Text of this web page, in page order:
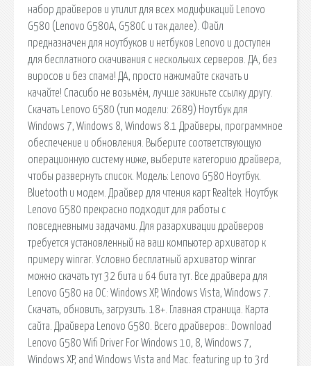
набор драйверов и утилит для всех модификаций Lenovo
G580 (Lenovo G580A, G580C и так далее). Файл
предназначен для ноутбуков и нетбуков Lenovo и доступен
для бесплатного скачивания с нескольких серверов. ДА, без
виросов и без спама! ДА, просто нажимайте скачать и
качайте! Спасибо не возьмём, лучше закиньте ссылку другу.
Скачать Lenovo G580 (тип модели: 2689) Ноутбук для
Windows 7, Windows 8, Windows 8.1 Драйверы, программное
обеспечение и обновления. Выберите соответствующую
операционную систему ниже, выберите категорию драйвера,
чтобы развернуть список. Модель: Lenovo G580 Ноутбук.
Bluetooth и модем. Драйвер для чтения карт Realtek. Ноутбук
Lenovo G580 прекрасно подходит для работы с
повседневными задачами. Для разархивации драйверов
требуется установленный на ваш компьютер архиватор к
примеру winrar. Условно бесплатный архиватор winrar
можно скачать тут 32 бита и 64 бита тут. Все драйвера для
Lenovo G580 на ОС: Windows XP, Windows Vista, Windows 7.
Скачать, обновить, загрузить. 18+. Главная страница. Карта
сайта. Драйвера Lenovo G580. Всего драйверов:. Download
Lenovo G580 Wifi Driver For Windows 10, 8, Windows 7,
Windows XP, and Windows Vista and Mac. featuring up to 3rd